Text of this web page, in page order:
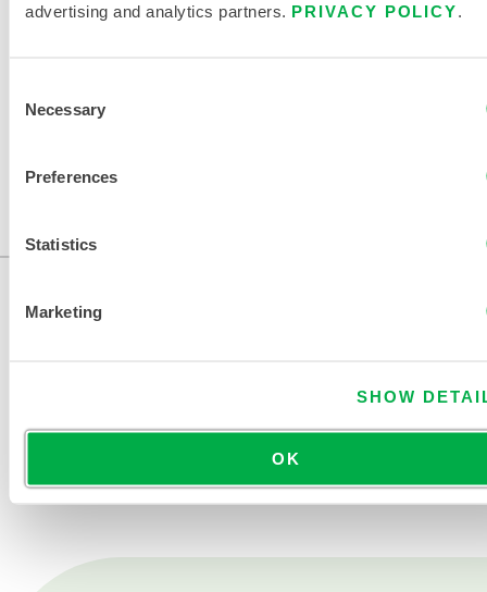
advertising and analytics partners. PRIVACY POLICY.
Selection
Necessary
Preferences
Statistics
Marketing
SHOW
OK
CAPOT EN VERRE ALUMINISÉ
Ce produit n'est pas vendu dans votre région. Vous pouvez
modifier votre région en haut de la page.
NOUS CONTACTER